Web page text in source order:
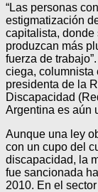
“Las personas
estigmatización
capitalista, donde
produzcan más
fuerza de
ciega, columnista
presidenta de la
Discapacidad
Argentina es aún
Aunque una ley
con un cupo del
discapacidad, la
fue sancionada
2010. En el